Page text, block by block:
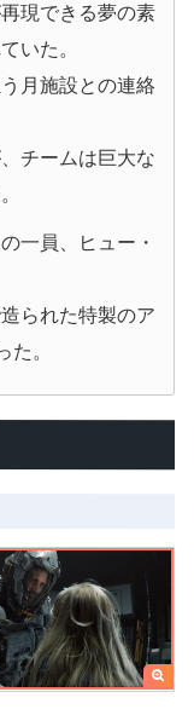
現できる夢の素
いた。
月施設との連絡
チームは巨大な
一員、ヒュー・
られた特製のア
た。